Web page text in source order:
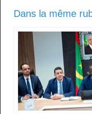
Dans la même